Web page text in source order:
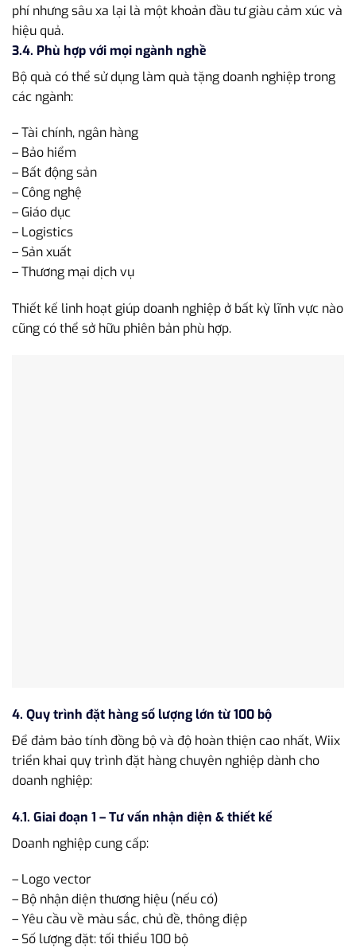
phí nhưng sâu xa lại là một khoản đầu tư giàu cảm xúc và
hiệu quả.
3.4. Phù hợp với mọi ngành nghề
Bộ quà có thể sử dụng làm quà tặng doanh nghiệp trong
các ngành:
– Tài chính, ngân hàng
– Bảo hiểm
– Bất động sản
– Công nghệ
– Giáo dục
– Logistics
– Sản xuất
– Thương mại dịch vụ
Thiết kế linh hoạt giúp doanh nghiệp ở bất kỳ lĩnh vực nào
cũng có thể sở hữu phiên bản phù hợp.
4. Quy trình đặt hàng số lượng lớn từ 100 bộ
Để đảm bảo tính đồng bộ và độ hoàn thiện cao nhất, Wiix
triển khai quy trình đặt hàng chuyên nghiệp dành cho
doanh nghiệp:
4.1. Giai đoạn 1 – Tư vấn nhận diện & thiết kế
Doanh nghiệp cung cấp:
– Logo vector
– Bộ nhận diện thương hiệu (nếu có)
– Yêu cầu về màu sắc, chủ đề, thông điệp
– Số lượng đặt: tối thiểu 100 bộ